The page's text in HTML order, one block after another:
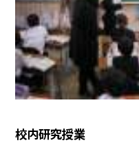
校内研究授業